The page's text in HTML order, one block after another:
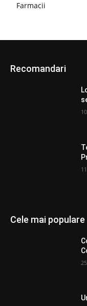
Farmacii
Recomandari
Cele mai populare